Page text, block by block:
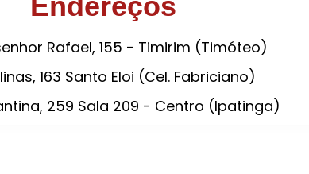
Rafael, 155 - Timirim (Timóteo)
163 Santo Eloi (Cel. Fabriciano)
259 Sala 209 - Centro (Ipatinga)